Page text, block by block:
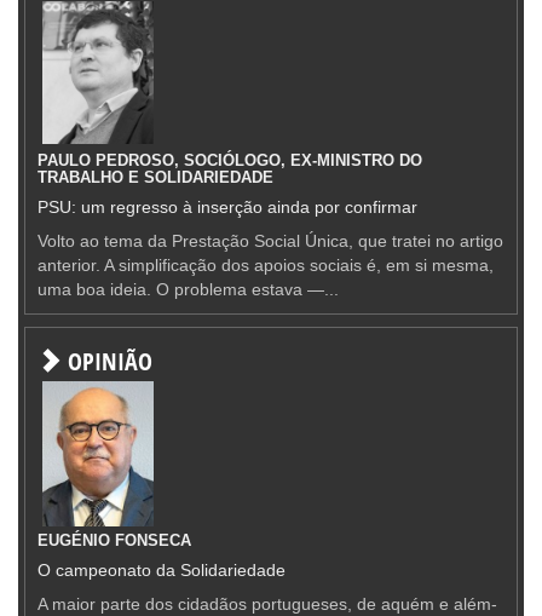
PAULO PEDROSO, SOCIÓLOGO, EX-MINISTRO DO
TRABALHO E SOLIDARIEDADE
PSU: um regresso à inserção ainda por confirmar
Volto ao tema da Prestação Social Única, que tratei no artigo
anterior. A simplificação dos apoios sociais é, em si mesma,
uma boa ideia. O problema estava —...
OPINIÃO
EUGÉNIO FONSECA
O campeonato da Solidariedade
A maior parte dos cidadãos portugueses, de aquém e além-